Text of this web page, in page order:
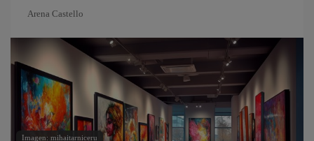
Arena Castello
Imagen: mihaitarniceru